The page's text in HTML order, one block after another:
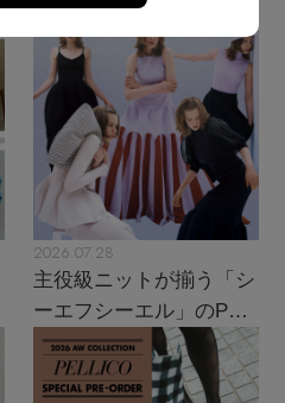
2026.07.28
主役級ニットが揃う「シ
ーエフシーエル」のPOP
UPがスタート